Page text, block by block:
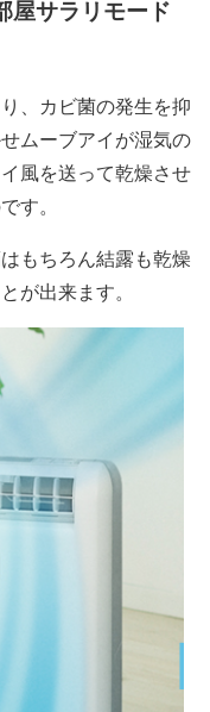
屋サラリモード
、カビ菌の発生を抑
ムーブアイが湿気の
風を送って乾燥させ
す。
もちろん結露も乾燥
が出来ます。